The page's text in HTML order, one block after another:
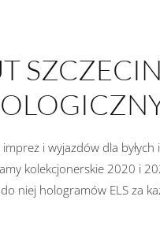
SZCZECIN
i wyjazdów dla
kolekcjonerskie 2020 i
niej hologramów ELS za